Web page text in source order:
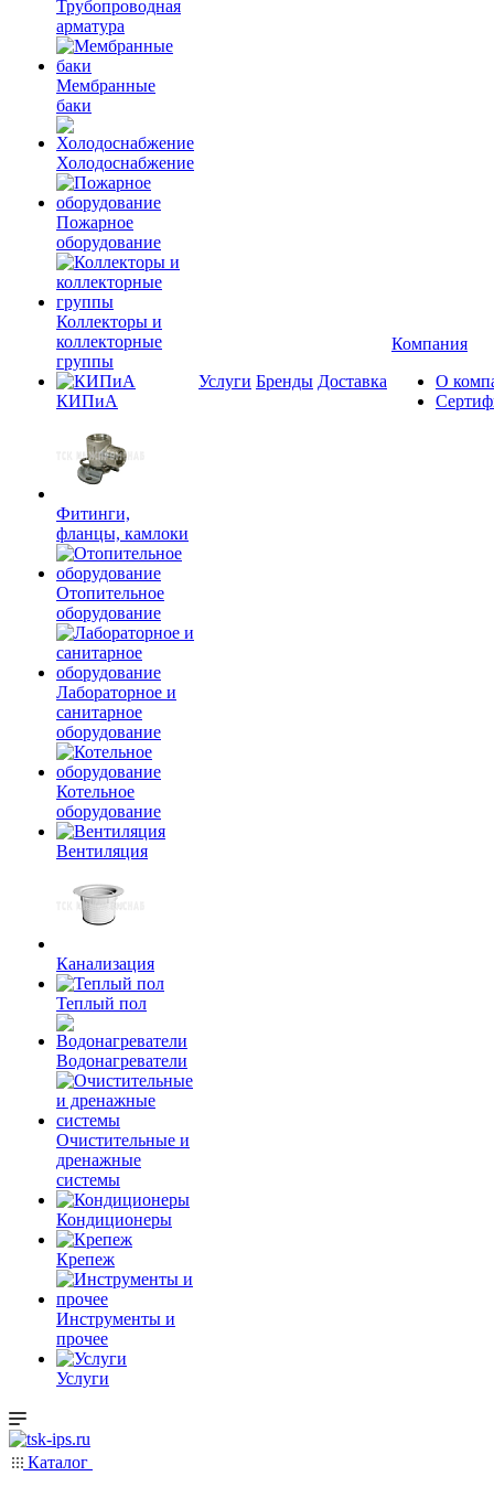
Трубопроводная
арматура
Мембранные
баки
Холодоснабжение
Пожарное
оборудование
Коллекторы и
коллекторные
группы
КИПиА
Фитинги,
фланцы, камлоки
Отопительное
оборудование
Лабораторное и
санитарное
оборудование
Котельное
оборудование
Вентиляция
Канализация
Теплый пол
Водонагреватели
Очистительные и
дренажные
системы
Кондиционеры
Крепеж
Инструменты и
прочее
Услуги
Услуги Бренды Доставка
Компания
О
Каталог